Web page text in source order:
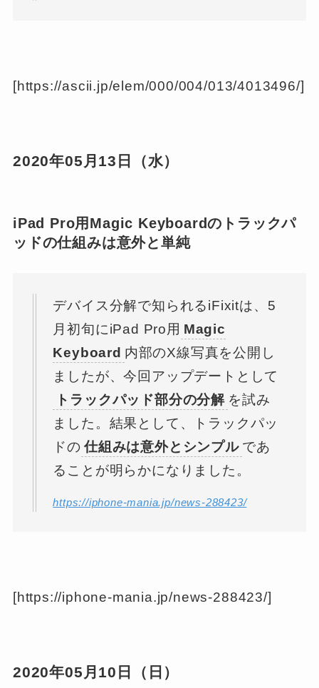
[https://ascii.jp/elem/000/004/013/4013496/]
2020年05月13日（水）
iPad Pro用Magic Keyboardのトラックパ
ッドの仕組みは意外と単純
デバイス分解で知られるiFixitは、5
月初旬にiPad Pro用 Magic
Keyboard 内部のX線写真を公開し
ましたが、今回アップデートとして
トラックパッド部分の分解 を試み
ました。結果として、トラックパッ
ドの 仕組みは意外とシンプル であ
ることが明らかになりました。
https://iphone-mania.jp/news-288423/
[https://iphone-mania.jp/news-288423/]
2020年05月10日（日）